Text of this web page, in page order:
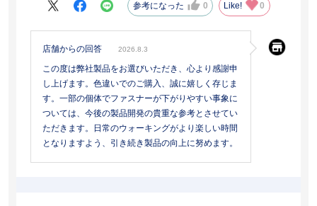
参考になった 0 Like! 0
店舗からの回答 2026.8.3
この度は弊社製品をお選びいただき、心より感謝申
し上げます。色違いでのご購入、誠に嬉しく存じま
す。一部の個体でファスナーが下がりやすい事象に
ついては、今後の製品開発の貴重な参考とさせてい
ただきます。日常のウォーキングがより楽しい時間
となりますよう、引き続き製品の向上に努めます。